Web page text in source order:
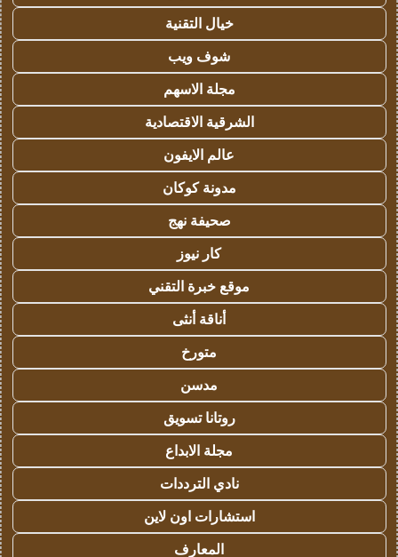
خيال التقنية
شوف ويب
مجلة الاسهم
الشرقية الاقتصادية
عالم الايفون
مدونة كوكان
صحيفة نهج
كار نيوز
موقع خبرة التقني
أناقة أنثى
متورخ
مدسن
روتانا تسويق
مجلة الابداع
نادي الترددات
استشارات اون لاين
المعارف